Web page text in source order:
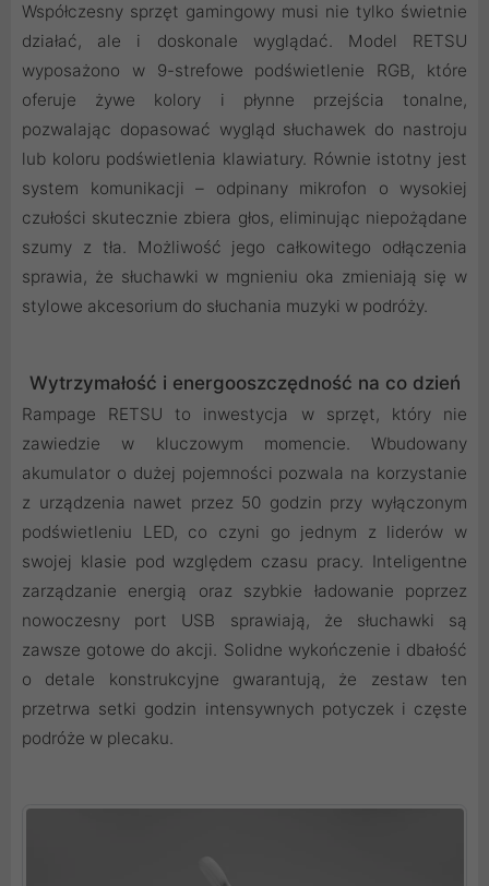
Współczesny sprzęt gamingowy musi nie tylko świetnie
działać, ale i doskonale wyglądać. Model RETSU
wyposażono w 9-strefowe podświetlenie RGB, które
oferuje żywe kolory i płynne przejścia tonalne,
pozwalając dopasować wygląd słuchawek do nastroju
lub koloru podświetlenia klawiatury. Równie istotny jest
system komunikacji – odpinany mikrofon o wysokiej
czułości skutecznie zbiera głos, eliminując niepożądane
szumy z tła. Możliwość jego całkowitego odłączenia
sprawia, że słuchawki w mgnieniu oka zmieniają się w
stylowe akcesorium do słuchania muzyki w podróży.
Wytrzymałość i energooszczędność na co dzień
Rampage RETSU to inwestycja w sprzęt, który nie
zawiedzie w kluczowym momencie. Wbudowany
akumulator o dużej pojemności pozwala na korzystanie
z urządzenia nawet przez 50 godzin przy wyłączonym
podświetleniu LED, co czyni go jednym z liderów w
swojej klasie pod względem czasu pracy. Inteligentne
zarządzanie energią oraz szybkie ładowanie poprzez
nowoczesny port USB sprawiają, że słuchawki są
zawsze gotowe do akcji. Solidne wykończenie i dbałość
o detale konstrukcyjne gwarantują, że zestaw ten
przetrwa setki godzin intensywnych potyczek i częste
podróże w plecaku.